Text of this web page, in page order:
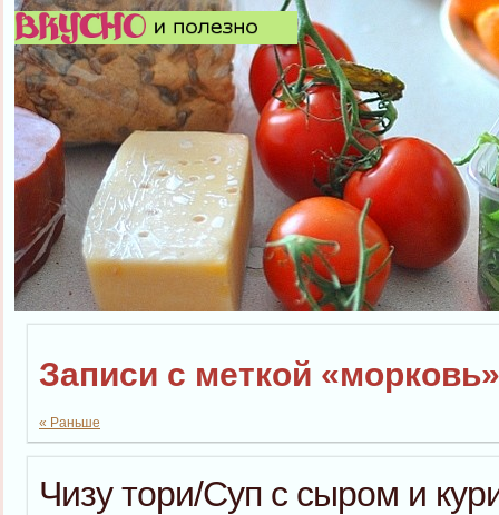
Записи с меткой «морковь»
« Раньше
Чизу тори/Суп с сыром и